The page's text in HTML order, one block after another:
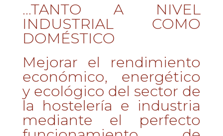
…TANTO A NIVEL
INDUSTRIAL COMO
DOMÉSTICO
Mejorar el rendimiento
económico, energético
y ecológico del sector de
la hostelería e industria
mediante el perfecto